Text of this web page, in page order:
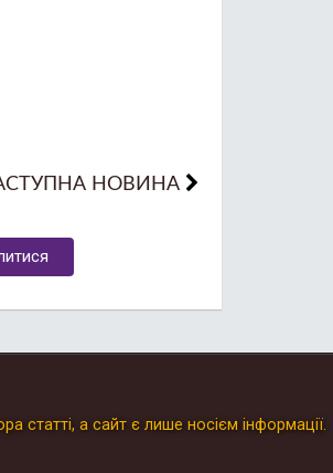
НОВИНА
статті, а сайт є лише носієм інформації.